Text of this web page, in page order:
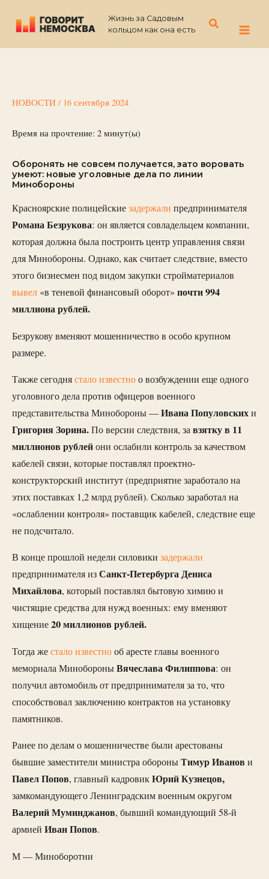
содержимому
Жизнь за Садовым
кольцом как она есть
Поиск
НОВОСТИ / 16 сентября 2024
Время на прочтение: 2 минут(ы)
Оборонять не совсем получается, зато воровать
умеют: новые уголовные дела по линии
Минобороны
Красноярские полицейскиезадержали предпринимателя
Романа Безрукова: он является совладельцем компании,
которая должна была построить центр управления связи
для Минобороны. Однако, как считает следствие, вместо
этого бизнесмен под видом закупки стройматериалов
вывел «в теневой финансовый оборот» почти 994
миллиона рублей.
Безрукову вменяют мошенничество в особо крупном
размере.
Также сегоднястало известноо возбуждении еще одного
уголовного дела против офицеров военного
представительства Минобороны —Ивана Популовскихи
Григория Зорина.По версии следствия, завзятку в 11
миллионов рублейони ослабили контроль за качеством
кабелей связи, которые поставлял проектно-
конструкторский институт (предприятие заработало на
этих поставках 1,2 млрд рублей). Сколько заработал на
«ослаблении контроля» поставщик кабелей, следствие еще
не подсчитало.
В конце прошлой недели силовики задержали
предпринимателя изСанкт-Петербурга Дениса
Михайлова, который поставлял бытовую химию и
чистящие средства для нужд военных: ему вменяют
хищение20 миллионов рублей.
Тогда жестало известнооб аресте главы военного
мемориала МинобороныВячеслава Филиппова: он
получил автомобиль от предпринимателя за то, что
способствовал заключению контрактов на установку
памятников.
Ранее по делам о мошенничестве были арестованы
бывшие заместители министра обороныТимур Иванов и
Павел Попов, главный кадровикЮрий Кузнецов,
замкомандующего Ленинградским военным округом
Валерий Муминджанов, бывший командующий 58-й
армией Иван Попов.
М — Миноборотни